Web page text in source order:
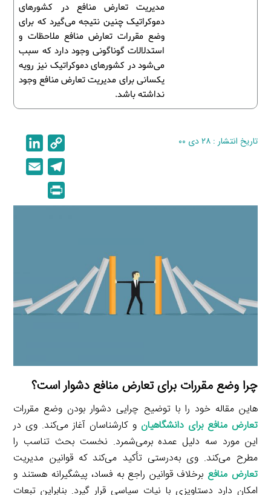
مدیریت تعارض منافع در کشورهای
دموکراتیک چنین نتیجه می‌گیرد که برای
وضع مقررات تعارض منافع ملاحظات و
استدلالات گوناگونی وجود دارد که سبب
می‌شود در کشورهای دموکراتیک نیز رویه
یکسانی برای مدیریت تعارض منافع وجود
نداشته باشد.
تاریخ انتشار : ۲۸ دی ۰۰
o
p
y
L
i
n
e
e
l
r
چرا وضع مقررات برای تعارض منافع دشوار است؟
هاین مقاله خود را با توضیح چرایی دشوار بودن وضع مقررات
تعارض منافع برای دانشگاهیان و کارشناسان آغاز می‌کند. وی در
این مورد سه دلیل عمده برمی‌شمرد. نخست بحث تناسب را
مطرح می‌کند. وی به‌درستی تأکید می‌کند که قوانین مدیریت
تعارض منافع برخلاف قوانین راجع به فساد، پیشگیرانه هستند و
امکان دارد دستاویزی با نیات سیاسی قرار گیرد. بنابراین تبعات